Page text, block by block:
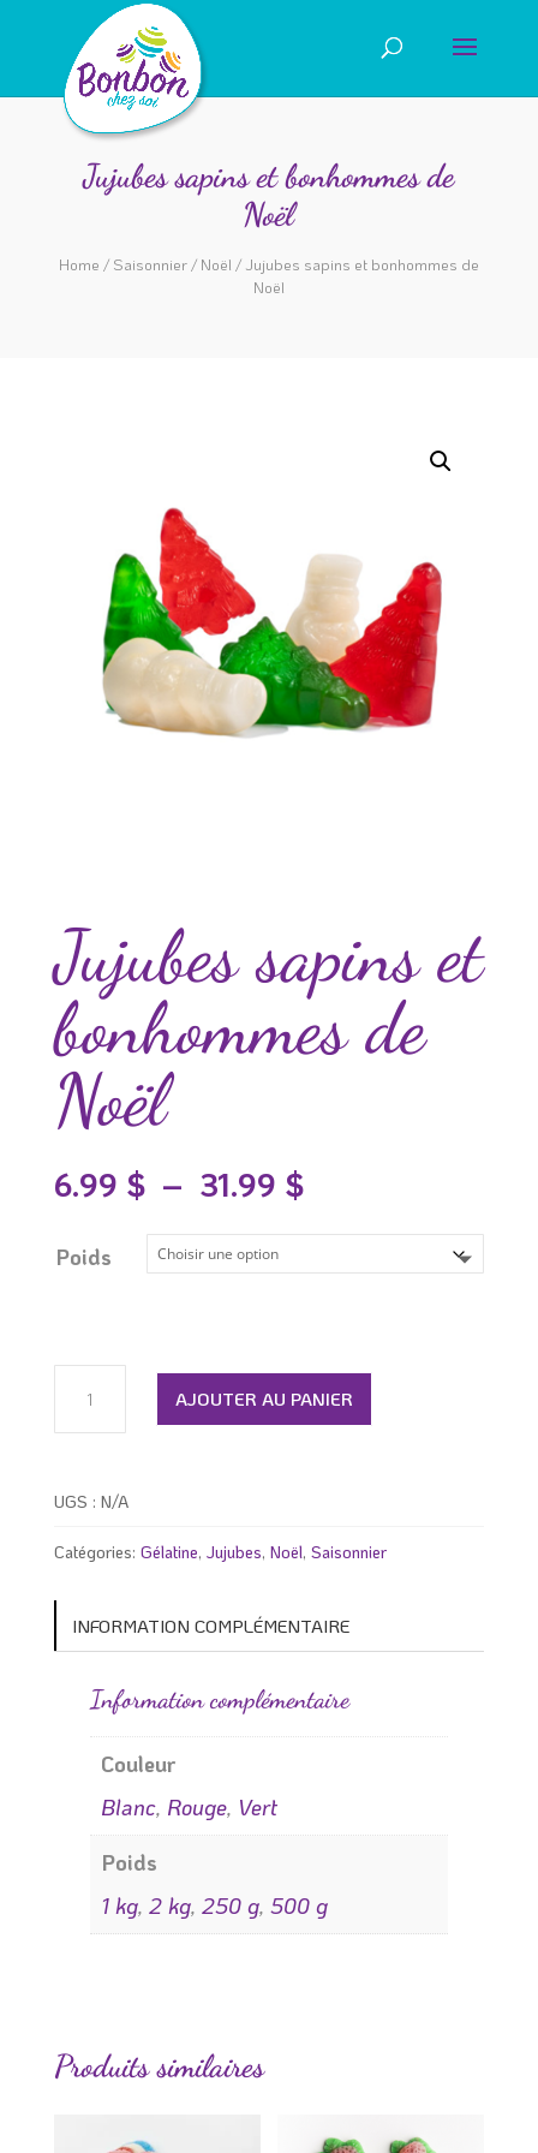
Jujubes sapins et bonhommes de
Noël
Home / Saisonnier/ Noël / Jujubes sapins et bonhommes de
Noël
Jujubes sapins et
bonhommes de
Noël
6.99 $ – 31.99 $Plage
prix :
à
Poids
quantité
Jujubes
bonhommes
Noël
AJOUTER AU PANIER
UGS : N/A
Catégories: Gélatine, Jujubes, Noël, Saisonnier
INFORMATION COMPLÉMENTAIRE
Information complémentaire
Couleur
Blanc, Rouge, Vert
Poids
1 kg, 2 kg, 250 g, 500 g
Produits similaires